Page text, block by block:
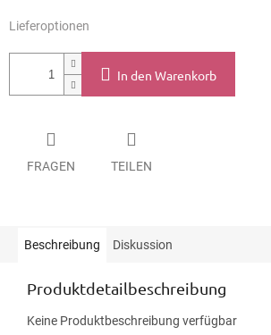
Lieferoptionen
In den Warenkorb
FRAGEN TEILEN
Beschreibung Diskussion
Produktdetailbeschreibung
Keine Produktbeschreibung verfügbar